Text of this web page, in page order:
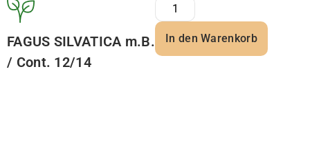
FAGUS SILVATICA m.B.
/ Cont. 12/14
In den Warenkorb